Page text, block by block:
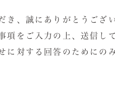
き、誠にありがとうござ
項をご入力の上、送信し
に対する回答のためにの